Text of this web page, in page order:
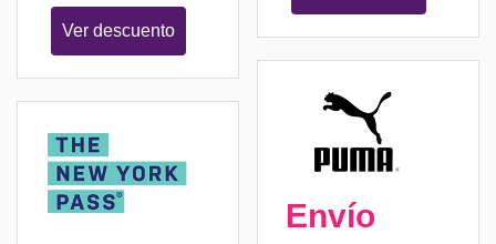
Ver descuento
Envío